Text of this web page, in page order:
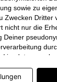
sowie zu
Zwecken Dritter
nicht nur die
Deiner
Daten erst
auf